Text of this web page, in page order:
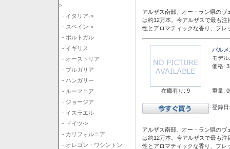
>
- イタリア->
- スペイン->
- ポルトガル
- イギリス
- オーストリア
- ブルガリア
- ハンガリー
- ルーマニア
- ジョージア
- イスラエル
- ドイツ->
- カリフォルニア
- オレゴン・ワシントン
アルザス南部、オー・ラン県の
は約12万本。今アルザスで最も
性とアロマティックな香り、フレ
在庫有り: 9
バル
モデル:
価格:
重量:
登録
アルザス南部、オー・ラン県の
は約12万本。今アルザスで最も
性とアロマティックな香り、フレ